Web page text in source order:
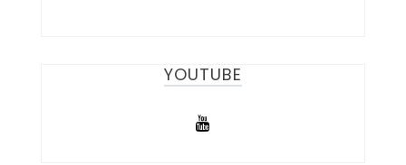
YOUTUBE